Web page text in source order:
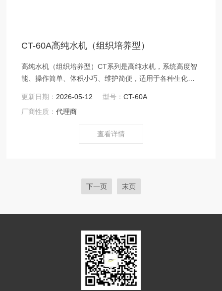
CT-60A高纯水机（组织培养型）
高纯水机（组织培养型）CT系列是高纯水机，系统高度智
能、操作简单、体积小巧、维护简便，适用于各种生化分
更新日期： 2026-05-12 型号：CT-60A
厂商性质：代理商
查看详情
下一页 末页